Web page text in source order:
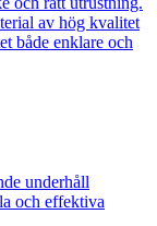
av hög kvalitet
både enklare och
underhåll
och effektiva